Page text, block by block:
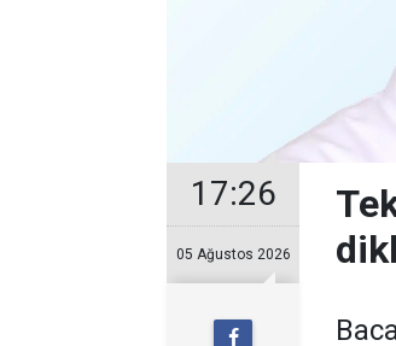
17:26
05 Ağustos 2026